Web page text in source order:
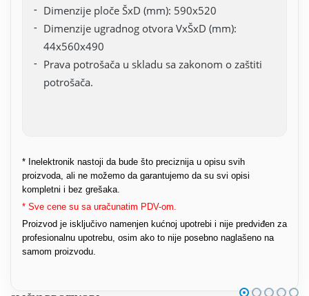
Dimenzije ploče ŠxD (mm): 590x520
Dimenzije ugradnog otvora VxŠxD (mm):
44x560x490
Prava potrošača u skladu sa zakonom o zaštiti
potrošača.
* Inelektronik nastoji da bude što preciznija u opisu svih
proizvoda, ali ne možemo da garantujemo da su svi opisi
kompletni i bez grešaka.
* Sve cene su sa uračunatim PDV-om.
Proizvod je isključivo namenjen kućnoj upotrebi i nije predviđen za
profesionalnu upotrebu, osim ako to nije posebno naglašeno na
samom proizvodu.